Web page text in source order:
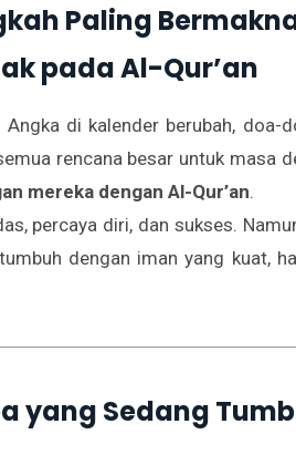
Paling
pada Al-Qur’an
di kalender berubah, doa-
rencana besar untuk masa
mereka dengan Al-Qur’an.
percaya diri, dan sukses.
dengan iman yang kuat,
yang Sedang